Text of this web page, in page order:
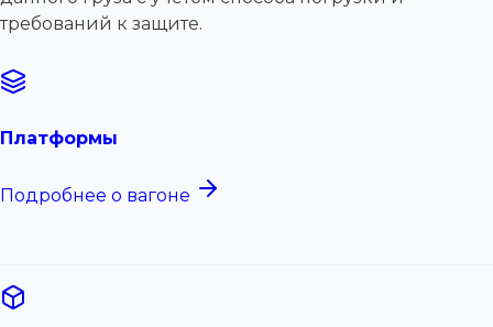
требований к защите.
Платформы
Подробнее о вагоне